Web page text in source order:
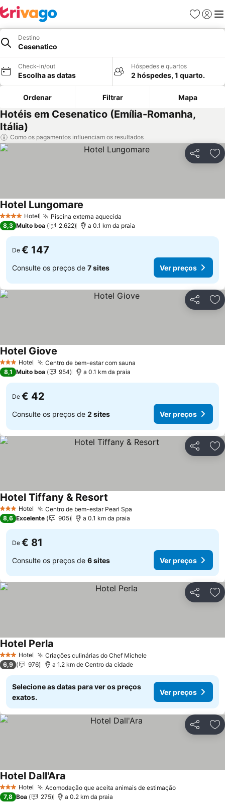
Favoritos
Iniciar
Destino
Cesenatico
Check-in/out
Escolha as datas
Hóspedes e quartos
2 hóspedes, 1 quarto.
Ordenar Filtrar Mapa
Hotéis em Cesenatico (Emília-Romanha,
Itália)
Como os pagamentos influenciam os resultados
Partilhar
4 EstrelasHotel Piscina externa aquecida
Hotel Lungomare
8,3 Muito boa 2.622 a 0.1 km da praia
De € 147
Consulte os preços de 7 sites Ver preços
Partilhar
3 EstrelasHotel Centro de bem-estar com sauna
Hotel Giove
8,1 Muito boa 954 a 0.1 km da praia
De € 42
Consulte os preços de 2 sites Ver preços
Partilhar
3 EstrelasHotel Centro de bem-estar Pearl Spa
Hotel Tiffany & Resort
8,6 Excelente 905 a 0.1 km da praia
De € 81
Consulte os preços de 6 sites Ver preços
Partilhar
3 EstrelasHotel Criações culinárias do Chef MicheleVer preços
Hotel Perla
6,9 976 a 1.2 km de Centro da cidade
Selecione as datas para ver os preços
exatos.
Ver preços
Partilhar
3 EstrelasHotel Acomodação que aceita animais de estimaçãoVer preços
Hotel Dall'Ara
7,8 Boa 275 a 0.2 km da praia